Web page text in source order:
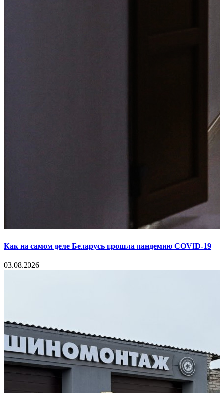
Как на самом деле Беларусь прошла пандемию COVID-19
03.08.2026